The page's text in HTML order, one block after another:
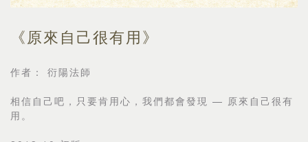
《原來自己很有用》
作者： 衍陽法師
相信自己吧，只要肯用心，我們都會發現 — 原來自己很有
用。